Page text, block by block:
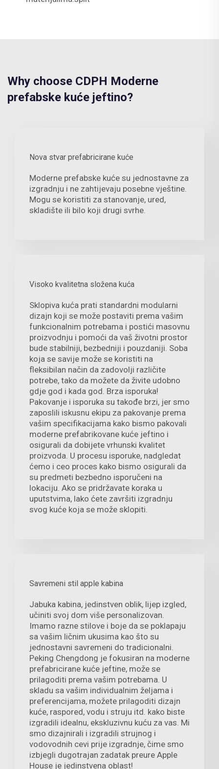
Why choose CDPH Moderne
prefabske kuće jeftino?
Nova stvar prefabricirane kuće
Moderne prefabske kuće su jednostavne za
izgradnju i ne zahtijevaju posebne vještine.
Mogu se koristiti za stanovanje, ured,
skladište ili bilo koji drugi svrhe.
Visoko kvalitetna složena kuća
Sklopiva kuća prati standardni modularni
dizajn koji se može postaviti prema vašim
funkcionalnim potrebama i postići masovnu
proizvodnju i pomoći da vaš životni prostor
bude stabilniji, bezbedniji i pouzdaniji. Soba
koja se savije može se koristiti na
fleksibilan način da zadovolji različite
potrebe, tako da možete da živite udobno
gdje god i kada god. Brza isporuka!
Pakovanje i isporuka su takođe brzi, jer smo
zaposlili iskusnu ekipu za pakovanje prema
vašim specifikacijama kako bismo pakovali
moderne prefabrikovane kuće jeftino i
osigurali da dobijete vrhunski kvalitet
proizvoda. U procesu isporuke, nadgledat
ćemo i ceo proces kako bismo osigurali da
su predmeti bezbedno isporučeni na
lokaciju. Ako se pridržavate koraka u
uputstvima, lako ćete završiti izgradnju
svog kuće koja se može sklopiti.
Savremeni stil apple kabina
Jabuka kabina, jedinstven oblik, lijep izgled,
učiniti svoj dom više personalizovan.
Imamo razne stilove i boje da se poklapaju
sa vašim ličnim ukusima kao što su
jednostavni savremeni do tradicionalni.
Peking Chengdong je fokusiran na moderne
prefabricirane kuće jeftine, može se
prilagoditi prema vašim potrebama. U
skladu sa vašim individualnim željama i
preferencijama, možete prilagoditi dizajn
kuće, raspored, vodu i struju itd. kako biste
izgradili idealnu, ekskluzivnu kuću za vas. Mi
smo dizajnirali i izgradili strujnog i
vodovodnih cevi prije izgradnje, čime smo
izbjegli dugotrajan zadatak preure Apple
House je jedinstvena oblast!